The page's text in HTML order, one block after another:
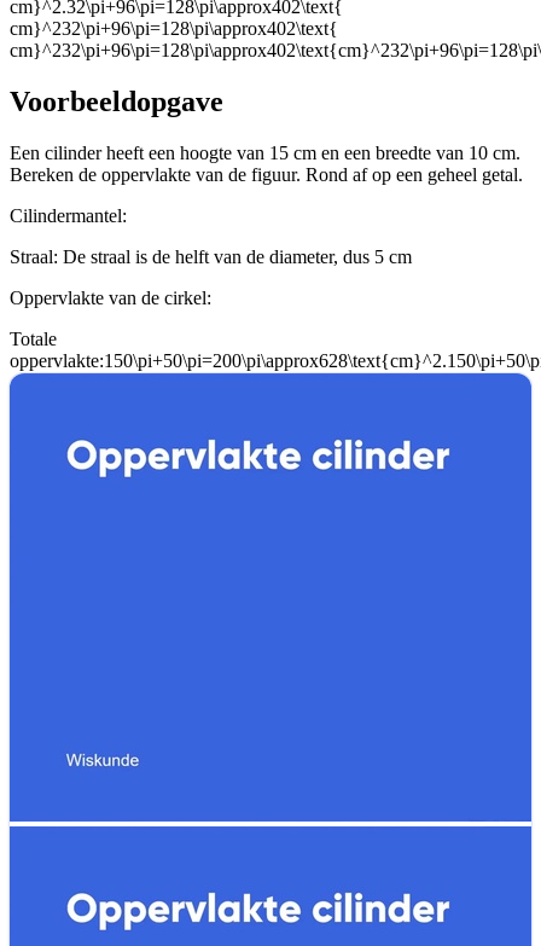
cm}^2.32\pi+96\pi=128\pi\approx402\text{
cm}^232\pi+96\pi=128\pi\approx402\text{
Voorbeeldopgave
Een cilinder heeft een hoogte van 15 cm en een breedte van 10 cm.
Bereken de oppervlakte van de figuur. Rond af op een geheel getal.
Cilindermantel:
Straal: De straal is de helft van de diameter, dus 5 cm
Oppervlakte van de cirkel:
Totale
oppervlakte: